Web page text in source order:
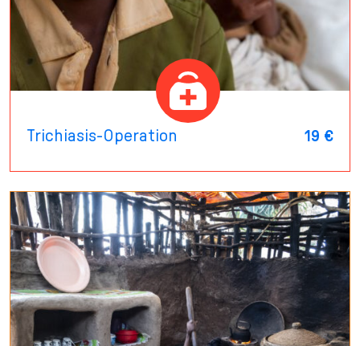
Trichiasis-Operation 19 €